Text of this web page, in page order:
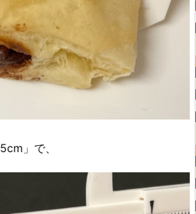
」で、